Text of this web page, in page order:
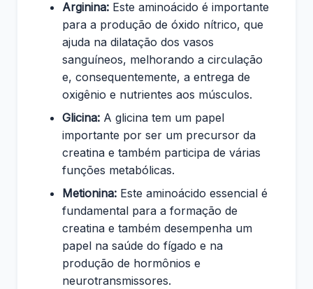
Arginina: Este aminoácido é importante
para a produção de óxido nítrico, que
ajuda na dilatação dos vasos
sanguíneos, melhorando a circulação
e, consequentemente, a entrega de
oxigênio e nutrientes aos músculos.
Glicina: A glicina tem um papel
importante por ser um precursor da
creatina e também participa de várias
funções metabólicas.
Metionina: Este aminoácido essencial é
fundamental para a formação de
creatina e também desempenha um
papel na saúde do fígado e na
produção de hormônios e
neurotransmissores.